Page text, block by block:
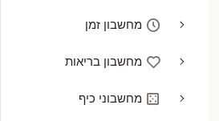
מחשבון זמן
מחשבון בריאות
מחשבוני כיף